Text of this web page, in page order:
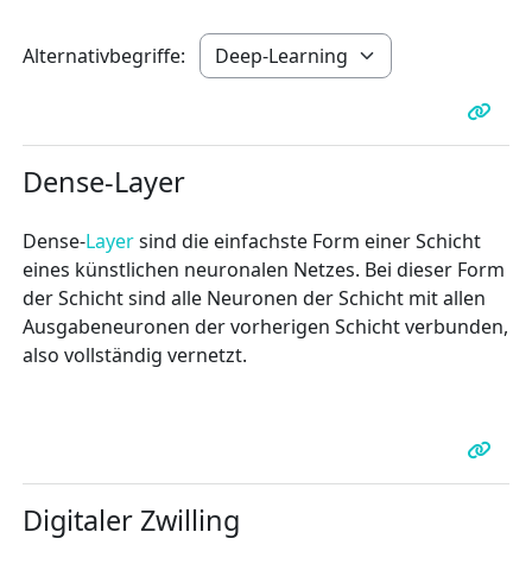
Alternativbegriffe:
Dense-Layer
Dense-Layersind die einfachste Form einer Schicht
eines künstlichen neuronalen Netzes. Bei dieser Form
der Schicht sind alle Neuronen der Schicht mit allen
Ausgabeneuronen der vorherigen Schicht verbunden,
also vollständig vernetzt.
Digitaler Zwilling